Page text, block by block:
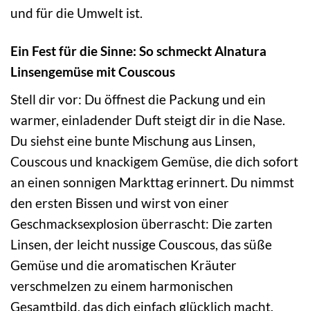
und für die Umwelt ist.
Ein Fest für die Sinne: So schmeckt Alnatura
Linsengemüse mit Couscous
Stell dir vor: Du öffnest die Packung und ein
warmer, einladender Duft steigt dir in die Nase.
Du siehst eine bunte Mischung aus Linsen,
Couscous und knackigem Gemüse, die dich sofort
an einen sonnigen Markttag erinnert. Du nimmst
den ersten Bissen und wirst von einer
Geschmacksexplosion überrascht: Die zarten
Linsen, der leicht nussige Couscous, das süße
Gemüse und die aromatischen Kräuter
verschmelzen zu einem harmonischen
Gesamtbild, das dich einfach glücklich macht.